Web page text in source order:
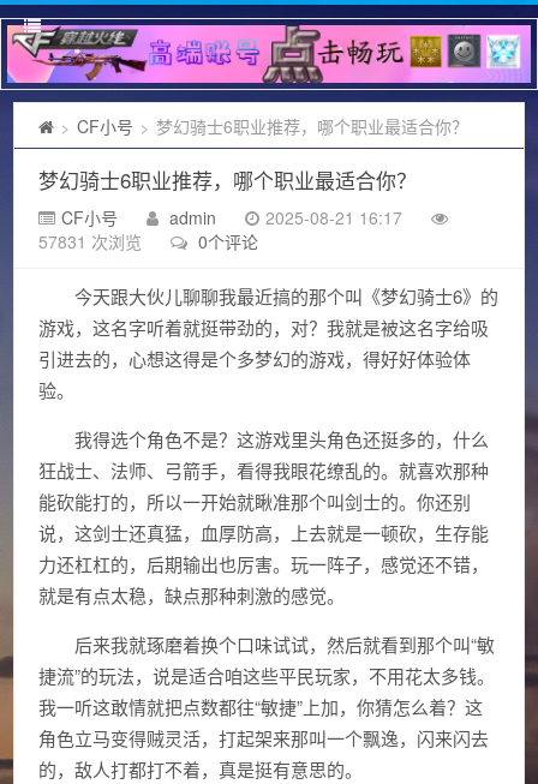
> CF小号 > 梦幻骑士6职业推荐，哪个职业最适合你？
梦幻骑士6职业推荐，哪个职业最适合你？
CF小号 admin
2025-08-21 16:17
57831 次浏览
0个评论
今天跟大伙儿聊聊我最近搞的那个叫《梦幻骑士6》的
游戏，这名字听着就挺带劲的，对？我就是被这名字给吸
引进去的，心想这得是个多梦幻的游戏，得好好体验体
验。
我得选个角色不是？这游戏里头角色还挺多的，什么
狂战士、法师、弓箭手，看得我眼花缭乱的。就喜欢那种
能砍能打的，所以一开始就瞅准那个叫剑士的。你还别
说，这剑士还真猛，血厚防高，上去就是一顿砍，生存能
力还杠杠的，后期输出也厉害。玩一阵子，感觉还不错，
就是有点太稳，缺点那种刺激的感觉。
后来我就琢磨着换个口味试试，然后就看到那个叫“敏
捷流”的玩法，说是适合咱这些平民玩家，不用花太多钱。
我一听这敢情就把点数都往“敏捷”上加，你猜怎么着？这
角色立马变得贼灵活，打起架来那叫一个飘逸，闪来闪去
的，敌人打都打不着，真是挺有意思的。